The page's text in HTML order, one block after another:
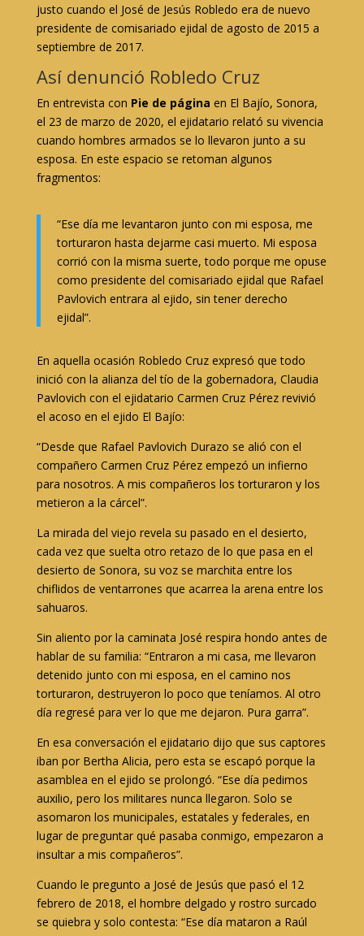
justo cuando el José de Jesús Robledo era de nuevo
presidente de comisariado ejidal de agosto de 2015 a
septiembre de 2017.
Así denunció Robledo Cruz
En entrevista con Pie de página en El Bajío, Sonora,
el 23 de marzo de 2020, el ejidatario relató su vivencia
cuando hombres armados se lo llevaron junto a su
esposa. En este espacio se retoman algunos
fragmentos:
“Ese día me levantaron junto con mi esposa, me
torturaron hasta dejarme casi muerto. Mi esposa
corrió con la misma suerte, todo porque me opuse
como presidente del comisariado ejidal que Rafael
Pavlovich entrara al ejido, sin tener derecho
ejidal”.
En aquella ocasión Robledo Cruz expresó que todo
inició con la alianza del tío de la gobernadora, Claudia
Pavlovich con el ejidatario Carmen Cruz Pérez revivió
el acoso en el ejido El Bajío:
“Desde que Rafael Pavlovich Durazo se alió con el
compañero Carmen Cruz Pérez empezó un infierno
para nosotros. A mis compañeros los torturaron y los
metieron a la cárcel”.
La mirada del viejo revela su pasado en el desierto,
cada vez que suelta otro retazo de lo que pasa en el
desierto de Sonora, su voz se marchita entre los
chiflidos de ventarrones que acarrea la arena entre los
sahuaros.
Sin aliento por la caminata José respira hondo antes de
hablar de su familia: “Entraron a mi casa, me llevaron
detenido junto con mi esposa, en el camino nos
torturaron, destruyeron lo poco que teníamos. Al otro
día regresé para ver lo que me dejaron. Pura garra”.
En esa conversación el ejidatario dijo que sus captores
iban por Bertha Alicia, pero esta se escapó porque la
asamblea en el ejido se prolongó. “Ese día pedimos
auxilio, pero los militares nunca llegaron. Solo se
asomaron los municipales, estatales y federales, en
lugar de preguntar qué pasaba conmigo, empezaron a
insultar a mis compañeros”.
Cuando le pregunto a José de Jesús que pasó el 12
febrero de 2018, el hombre delgado y rostro surcado
se quiebra y solo contesta: “Ese día mataron a Raúl